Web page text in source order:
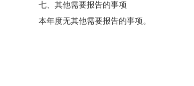
七、其他需要报告的事项
本年度无其他需要报告的事项。